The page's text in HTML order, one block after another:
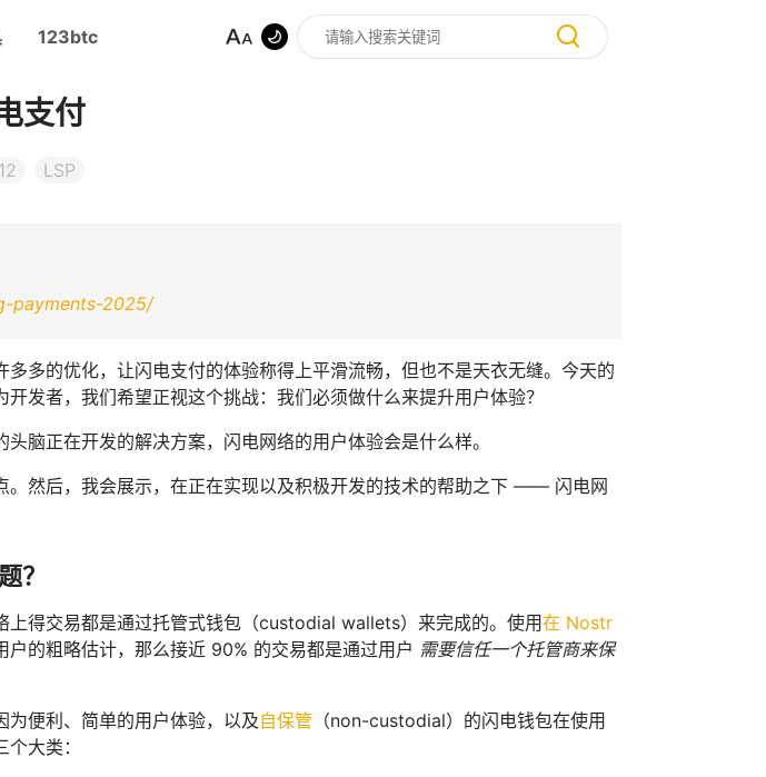
123btc
支付
LSP
payments-2025/
多的优化，让闪电支付的体验称得上平滑流畅，但也不是天衣无缝。今天的
发者，我们希望正视这个挑战：我们必须做什么来提升用户体验？
脑正在开发的解决方案，闪电网络的用户体验会是什么样。
。然后，我会展示，在正在实现以及积极开发的技术的帮助之下 —— 闪电网
？
上得交易都是通过托管式钱包（custodial wallets）来完成的。使用在 Nostr
户的粗略估计，那么接近 90% 的交易都是通过用户 需要信任一个托管商来保
为便利、简单的用户体验，以及自保管 （non-custodial）的闪电钱包在使用
大类：